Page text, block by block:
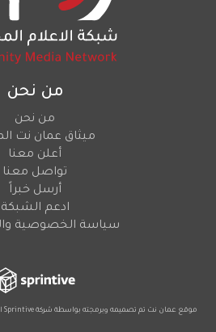
من نحن
من نحن
ميثاق عمان نت
أعلن معنا
تواصل معنا
أرسل خبراً
ادعم الشبكة
سياسة الخصوصية
موقع عمان نت تم تصميمه وبرمجته بواسطة شركةSprintive